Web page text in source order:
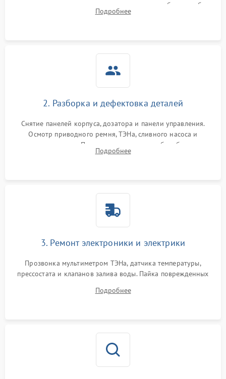
выявления посторонних шумов, протечек или сбоев в работе
электронного модуля управления.
Подробнее
2. Разборка и дефектовка деталей
Снятие панелей корпуса, дозатора и панели управления.
Осмотр приводного ремня, ТЭНа, сливного насоса и
амортизаторов. Проверка подшипников барабана и
крестовины на износ, а манжеты люка на разрывы.
Подробнее
3. Ремонт электроники и электрики
Прозвонка мультиметром ТЭНа, датчика температуры,
прессостата и клапанов залива воды. Пайка поврежденных
Восстановление целостности проводки и контактов.
Подробнее